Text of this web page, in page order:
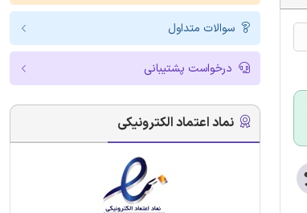
سوالات متداول
درخواست پشتیبانی
نماد اعتماد الکترونیکی